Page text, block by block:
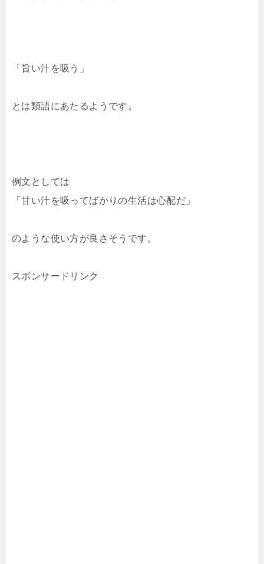
「旨い汁を吸う」
とは類語にあたるようです。
例文としては
「甘い汁を吸ってばかりの生活は心配だ」
のような使い方が良さそうです。
スポンサードリンク